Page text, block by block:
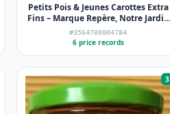
Petits Pois & Jeunes Carottes Extra
Fins – Marque Repère, Notre Jardin
– 530 g (800 g)
#3564700004784
6 price records
3